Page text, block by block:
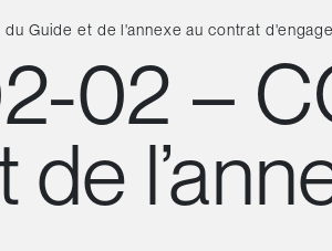
Guide et de l'annexe au contrat
02 –